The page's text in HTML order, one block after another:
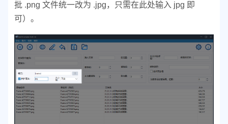
批 .png 文件统一改为 .jpg，只需在此处输入 jpg 即
可）。